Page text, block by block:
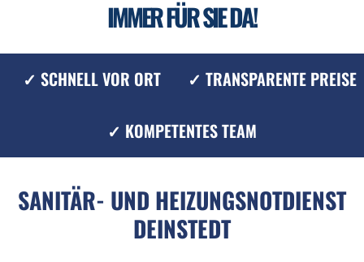
IMMER FÜR SIE DA!
✓ SCHNELL VOR ORT ✓ TRANSPARENTE PREISE
✓ KOMPETENTES TEAM
SANITÄR- UND HEIZUNGSNOTDIENST
DEINSTEDT